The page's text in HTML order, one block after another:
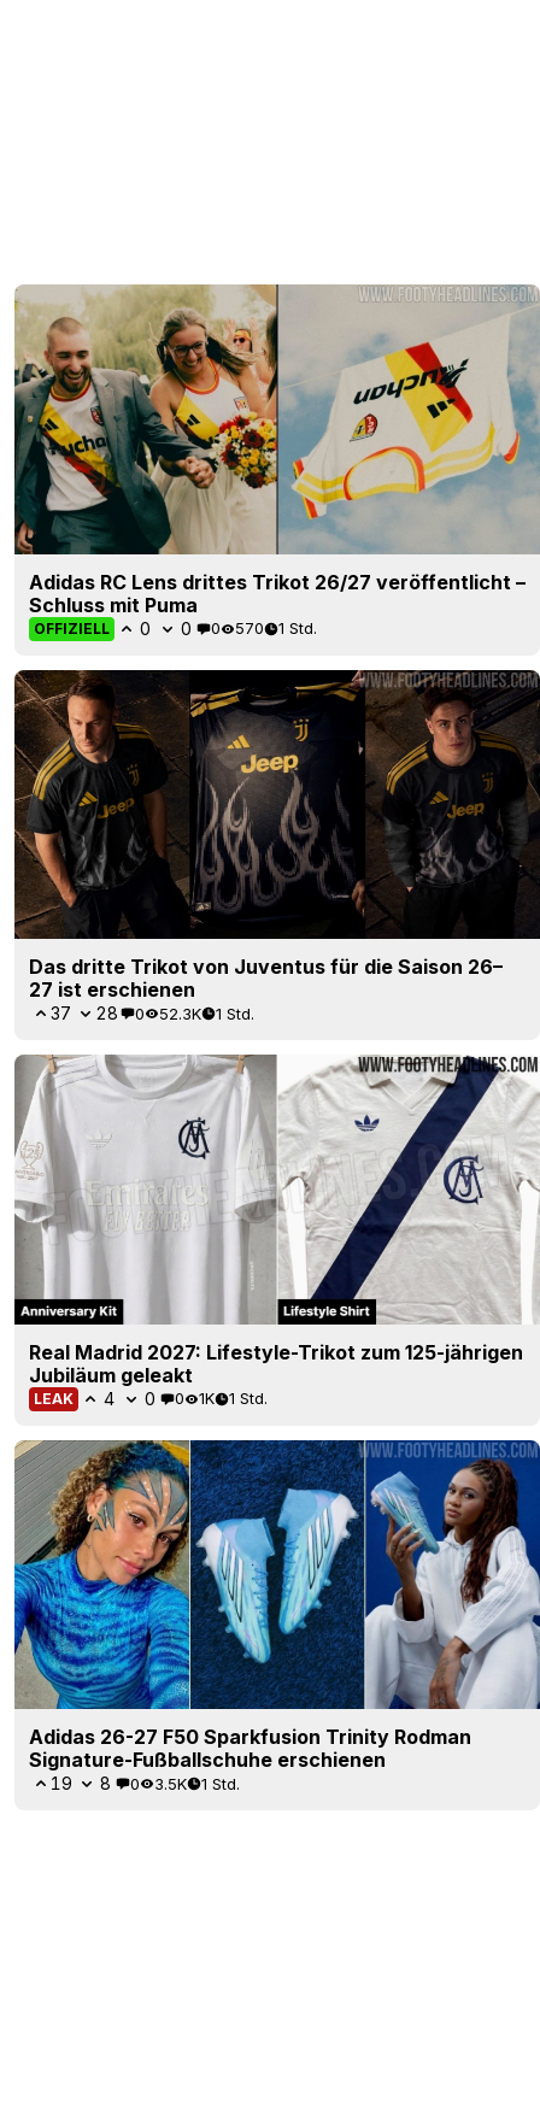
Adidas RC Lens drittes Trikot 26/27 veröffentlicht –
Schluss mit Puma
OFFIZIELL 0 0 0 570 1 Std.
Das dritte Trikot von Juventus für die Saison 26–
27 ist erschienen
37 28 0 52.3K 1 Std.
Real Madrid 2027: Lifestyle-Trikot zum 125-jährigen
Jubiläum geleakt
LEAK 4 0 0 1K 1 Std.
Adidas 26-27 F50 Sparkfusion Trinity Rodman
Signature-Fußballschuhe erschienen
19 8 0 3.5K 1 Std.